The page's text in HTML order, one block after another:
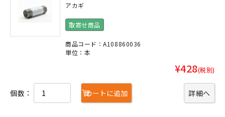
アカギ
取寄せ商品
商品コード：A108860036
単位：本
¥428(税別)
詳細へ
個数： カートに追加